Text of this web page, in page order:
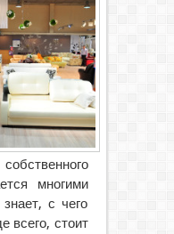
многими
с чего
всего, стоит